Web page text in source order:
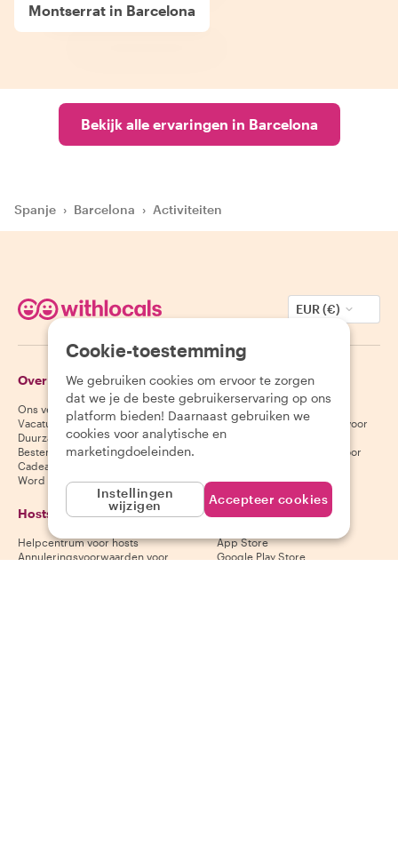
Montserrat in Barcelona
Bekijk alle ervaringen in Barcelona
Spanje › Barcelona › Activiteiten
EUR (€)
Over Withlocals
Ons verhaal
Vacatures
Duurzaamheid
Bestemmingen
Cadeaubonnen
Word partner
Gasten
Helpcentrum voor gasten
Annuleringsvoorwaarden voor
gasten
Algemene voorwaarden voor
Hosts
Helpcentrum voor hosts
Annuleringsvoorwaarden voor
Download onze app
App Store
Google Play Store
Cookie-toestemming
We gebruiken cookies om ervoor te zorgen
dat we je de beste gebruikerservaring op ons
platform bieden! Daarnaast gebruiken we
cookies voor analytische en
marketingdoeleinden.
Instellingen
wijzigen
Accepteer cookies